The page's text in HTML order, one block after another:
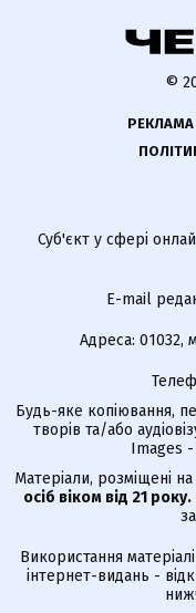
©
РЕКЛАМА
Суб'єкт у сфері
E-mail
Адреса: 01032,
Будь-яке копіювання,
творів та/або
Images -
Матеріали, розміщені
осіб віком від 21 року.
Використання
інтернет-видань -